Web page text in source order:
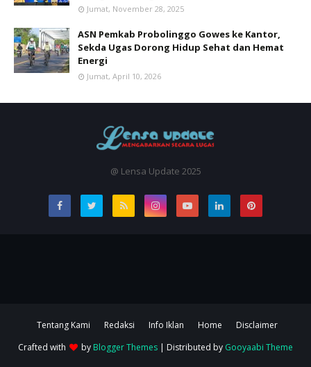
Jumat, November 28, 2025
ASN Pemkab Probolinggo Gowes ke Kantor,
Sekda Ugas Dorong Hidup Sehat dan Hemat
Energi
Jumat, April 10, 2026
@ Lensa Update 2025
Tentang Kami Redaksi Info Iklan Home
Disclaimer
Crafted with
by Blogger Themes | Distributed by Gooyaabi Theme